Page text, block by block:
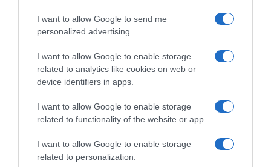
I want to allow Google to send me
personalized advertising.
I want to allow Google to enable storage
related to analytics like cookies on web or
device identifiers in apps.
I want to allow Google to enable storage
related to functionality of the website or app.
I want to allow Google to enable storage
related to personalization.